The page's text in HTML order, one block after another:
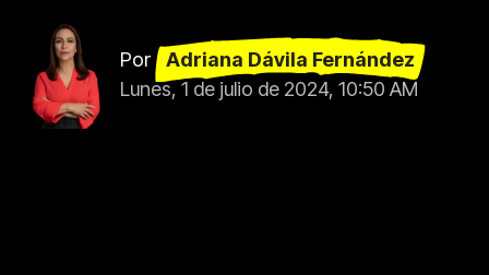
Por
Adriana Dávila Fernández
Lunes, 1 de julio de 2024, 10:50 AM